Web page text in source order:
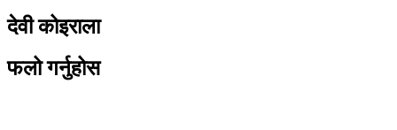
देवी कोइराला
फलो गर्नुहोस